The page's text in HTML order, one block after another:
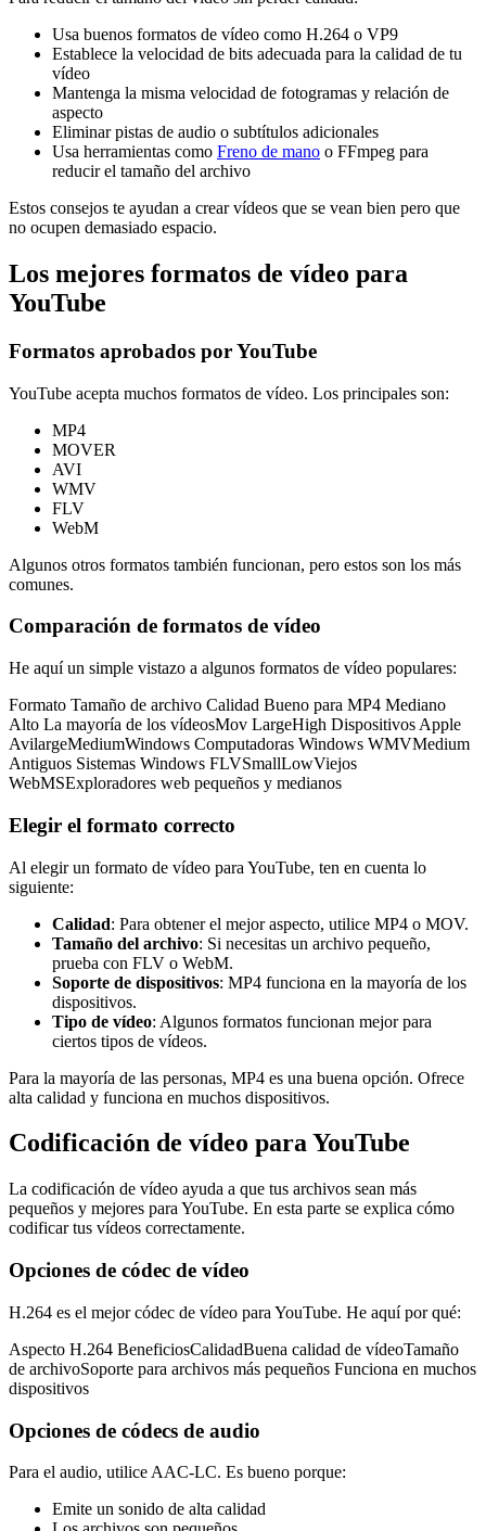
Usa buenos formatos de vídeo como H.264 o VP9
Establece la velocidad de bits adecuada para la calidad de tu
vídeo
Mantenga la misma velocidad de fotogramas y relación de
aspecto
Eliminar pistas de audio o subtítulos adicionales
Usa herramientas como Freno de mano o FFmpeg para
reducir el tamaño del archivo
Estos consejos te ayudan a crear vídeos que se vean bien pero que
no ocupen demasiado espacio.
Los mejores formatos de vídeo para
YouTube
Formatos aprobados por YouTube
YouTube acepta muchos formatos de vídeo. Los principales son:
MP4
MOVER
AVI
WMV
FLV
WebM
Algunos otros formatos también funcionan, pero estos son los más
comunes.
Comparación de formatos de vídeo
He aquí un simple vistazo a algunos formatos de vídeo populares:
Formato Tamaño de archivo Calidad Bueno para MP4 Mediano
Alto La mayoría de los vídeosMov LargeHigh Dispositivos Apple
AvilargeMediumWindows Computadoras Windows WMVMedium
Antiguos Sistemas Windows FLVSmallLowViejos
WebMSExploradores web pequeños y medianos
Elegir el formato correcto
Al elegir un formato de vídeo para YouTube, ten en cuenta lo
siguiente:
Calidad: Para obtener el mejor aspecto, utilice MP4 o MOV.
Tamaño del archivo: Si necesitas un archivo pequeño,
prueba con FLV o WebM.
Soporte de dispositivos: MP4 funciona en la mayoría de los
dispositivos.
Tipo de vídeo: Algunos formatos funcionan mejor para
ciertos tipos de vídeos.
Para la mayoría de las personas, MP4 es una buena opción. Ofrece
alta calidad y funciona en muchos dispositivos.
Codificación de vídeo para YouTube
La codificación de vídeo ayuda a que tus archivos sean más
pequeños y mejores para YouTube. En esta parte se explica cómo
codificar tus vídeos correctamente.
Opciones de códec de vídeo
H.264 es el mejor códec de vídeo para YouTube. He aquí por qué:
Aspecto H.264 BeneficiosCalidadBuena calidad de vídeoTamaño
de archivoSoporte para archivos más pequeños Funciona en muchos
dispositivos
Opciones de códecs de audio
Para el audio, utilice AAC-LC. Es bueno porque:
Emite un sonido de alta calidad